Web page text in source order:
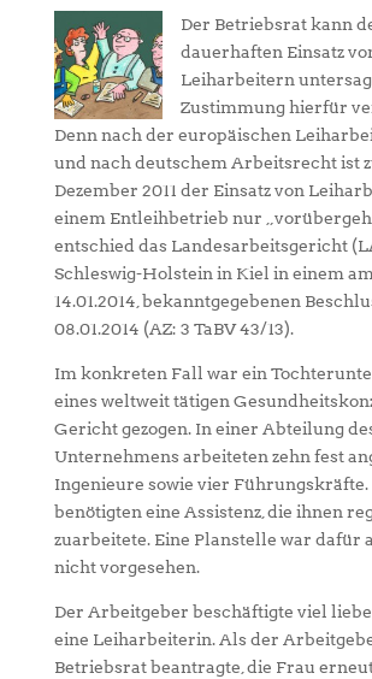
Der Betriebsrat kann
dauerhaften Einsatz
Leiharbeitern
Zustimmung hierfür
Denn nach der europäischen
und nach deutschem Arbeitsrecht ist
Dezember 2011 der Einsatz von
einem Entleihbetrieb nur
entschied das Landesarbeitsgericht
Schleswig-Holstein in Kiel in einem am
14.01.2014, bekanntgegebenen
08.01.2014 (AZ: 3 TaBV 43/13).
Im konkreten Fall war ein
eines weltweit tätigen
Gericht gezogen. In einer Abteilung
Unternehmens arbeiteten zehn fest
Ingenieure sowie vier Führungskräfte.
benötigten eine Assistenz, die ihnen
zuarbeitete. Eine Planstelle war dafür
nicht vorgesehen.
Der Arbeitgeber beschäftigte viel
eine Leiharbeiterin. Als der
Betriebsrat beantragte, die Frau